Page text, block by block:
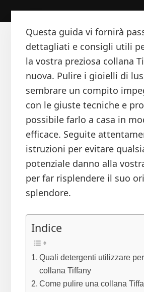
Questa guida vi fornirà
dettagliati e consigli utili
la vostra preziosa collana
nuova. Pulire i gioielli di
sembrare un compito
con le giuste tecniche e
possibile farlo a casa in
efficace. Seguite
istruzioni per evitare
potenziale danno alla
per far risplendere il suo
splendore.
Indice
Quali detergenti utilizzare
collana Tiffany
Come pulire una collana